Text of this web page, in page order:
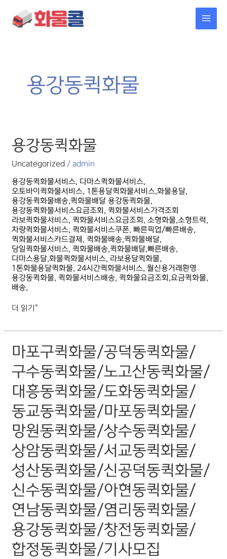
건너뛰기
용강동퀵화물
용강동퀵화물
Uncategorized /admin
용강동퀵화물서비스, 다마스퀵화물서비스,
오토바이퀵화물서비스, 1톤용달퀵화물서비스,화물용달,
용강동퀵화물배송,퀵화물배달 용강동퀵화물,
용강동퀵화물서비스요금조회, 퀵화물서비스가격조회
라보퀵화물서비스, 퀵화물서비스요금조회, 소형화물,소형트럭,
차량퀵화물서비스, 퀵화물서비스쿠폰, 빠른픽업/빠른배송,
퀵화물서비스카드결제, 퀵화물배송,퀵화물배달,
당일퀵화물서비스, 퀵화물배송,퀵화물배달,빠른배송,
다마스용달,화물퀵화물서비스, 라보용달퀵화물,
1톤화물용달퀵화물, 24시간퀵화물서비스, 월신용거래환영
용강동퀵화물, 퀵화물서비스배송, 퀵화물요금조회,요금퀵화물,
배송,
용강동퀵화물
더 읽기"
마포구퀵화물/공덕동퀵화물/
구수동퀵화물/노고산동퀵화물/
대흥동퀵화물/도화동퀵화물/
동교동퀵화물/마포동퀵화물/
망원동퀵화물/상수동퀵화물/
상암동퀵화물/서교동퀵화물/
성산동퀵화물/신공덕동퀵화물/
신수동퀵화물/아현동퀵화물/
연남동퀵화물/염리동퀵화물/
용강동퀵화물/창전동퀵화물/
합정동퀵화물/기사모집
마포구퀵화물/
공덕동퀵화물/
구수동퀵화물/
노고산동퀵화물/
대흥동퀵화물/
도화동퀵화물/
동교동퀵화물/
마포동퀵화물/
망원동퀵화물/
상수동퀵화물/
상암동퀵화물/
서교동퀵화물/
성산동퀵화물/
신공덕동퀵화물/
신수동퀵화물/
아현동퀵화물/
연남동퀵화물/
염리동퀵화물/
용강동퀵화물/
창전동퀵화물/
합정동퀵화물/
기사모집